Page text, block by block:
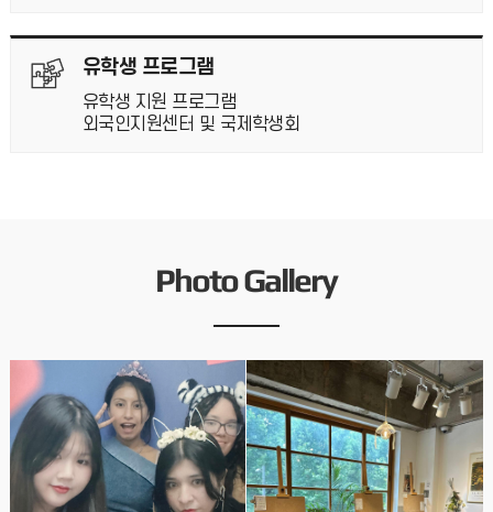
유학생 프로그램
유학생 지원 프로그램
외국인지원센터 및 국제학생회
Photo Gallery